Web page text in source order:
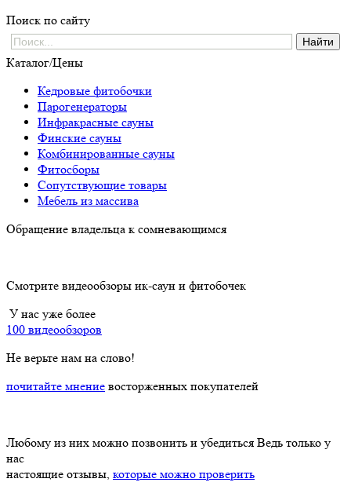
Поиск по сайту
Каталог/Цены
Кедровые фитобочки
Парогенераторы
Инфракрасные сауны
Финские сауны
Комбинированные сауны
Фитосборы
Сопутствующие товары
Мебель из массива
Обращение владельца к сомневающимся
Смотрите видеообзоры ик-саун и фитобочек
У нас уже более
100 видеообзоров
Не верьте нам на слово!
почитайте мнение восторженных покупателей
Любому из них можно позвонить и убедиться Ведь только у
нас
настоящие отзывы, которые можно проверить